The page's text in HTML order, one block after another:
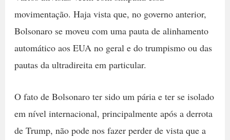
movimentação. Haja vista que, no governo anterior,
Bolsonaro se moveu com uma pauta de alinhamento
automático aos EUA no geral e do trumpismo ou das
pautas da ultradireita em particular.
O fato de Bolsonaro ter sido um pária e ter se isolado
em nível internacional, principalmente após a derrota
de Trump, não pode nos fazer perder de vista que a